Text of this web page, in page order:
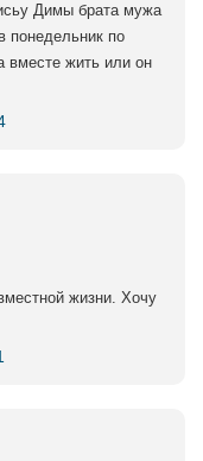
Димы брата мужа
понедельник по
жить или он
жизни. Хочу